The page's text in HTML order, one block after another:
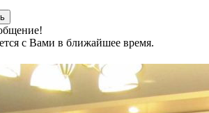
с Вами в ближайшее время.